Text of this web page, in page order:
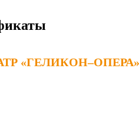
«ГЕЛИКОН–ОПЕРА»
«ГЕЛИКОН–ОПЕРА»